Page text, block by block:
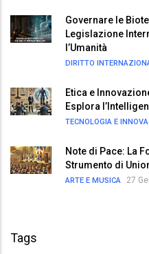
Governare le
Legislazione
l’Umanità
DIRITTO
Etica e
Esplora
TECNOLOGIA E
Note di Pace: La
Strumento di
ARTE E MUSICA 27
Tags